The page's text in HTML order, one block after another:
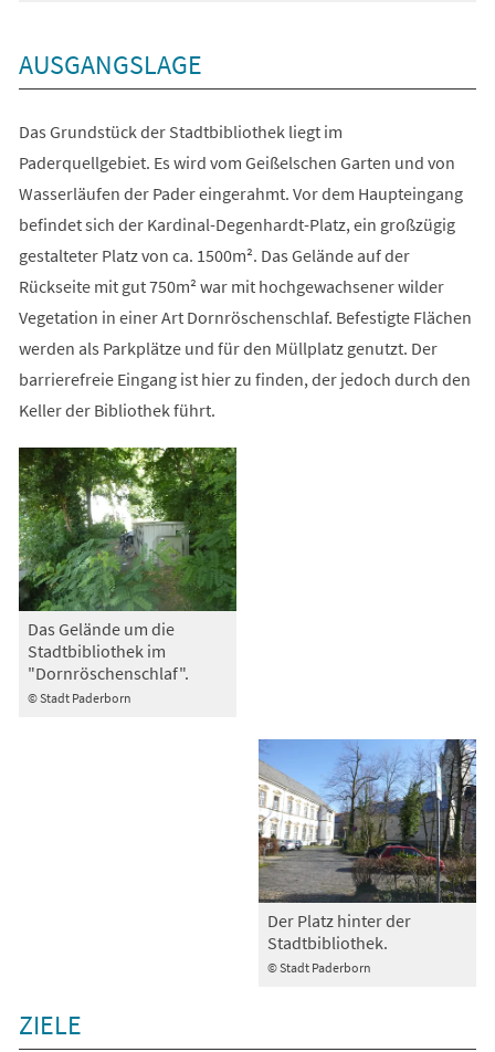
AUSGANGSLAGE
Das Grundstück der Stadtbibliothek liegt im
Paderquellgebiet. Es wird vom Geißelschen Garten und von
Wasserläufen der Pader eingerahmt. Vor dem Haupteingang
befindet sich der Kardinal-Degenhardt-Platz, ein großzügig
gestalteter Platz von ca. 1500m². Das Gelände auf der
Rückseite mit gut 750m² war mit hochgewachsener wilder
Vegetation in einer Art Dornröschenschlaf. Befestigte Flächen
werden als Parkplätze und für den Müllplatz genutzt. Der
barrierefreie Eingang ist hier zu finden, der jedoch durch den
Keller der Bibliothek führt.
© Stadt Paderborn
Das Gelände um die
Stadtbibliothek im
"Dornröschenschlaf".
© Stadt Paderborn
Der Platz hinter der
Stadtbibliothek.
ZIELE